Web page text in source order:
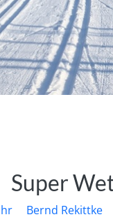
Super
Bernd Rekittke